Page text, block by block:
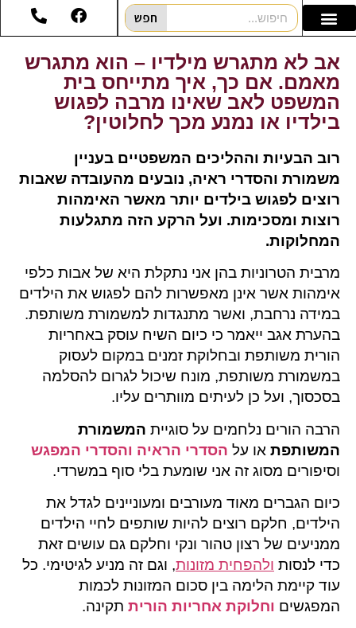
חפש
אב לא מתגרש מילדיו – הוא מתגרש
מאמם. אם כך, איך מתייחס בית
המשפט לאב שאינו מרבה לפגוש
בילדיו או נמנע מכך לחלוטין?
רוב הבעיות וההליכים המשפטיים בעניין
משמורת והסדרי ראיה, נובעים מהעובדה שאבות
רוצים לפגוש בילדים יותר מאשר האימהות
רוצות ומסכימות. ועל הרקע הזה מתגלעות
המחלוקות.
מרבית הטרוניות בהן אני נתקלת היא של אבות כלפי
אימהות אשר אינן מאפשרות להם לפגוש את הילדים
במידה נרחבת, ואשר מתנגדות למשמורת משותפת.
בהערת אגב ייאמר כי כיום השיח עוסק באחריות
הורית משותפת ובחלוקת זמנים במקום לעסוק
במשמורת משותפת, מונח שיכול לגרום להסלמה
בסכסוך, ועל כן לעיתים מוותרים עליו.
הרבה הורים נלחמים על סוגיית המשמורת
המשותפת או על הסדרי הראיה והסדרי המפגש
וסיפורים מסוג זה אני שומעת בלי סוף במשרדי.
כיום הגברים מאוד מעורבים ומעוניינים לגדל את
הילדים, חלקם רוצים להיות שותפים לחיי הילדים
ממניעים של רצון טהור ונקי וחלקם גם עושים זאת
כדי לנסות ולהפחית מזונות, וגם זה מניע לגיטימי. כל
עוד קיימת הלימה בין סכום המזונות לכמות
המפגשים וחלוקת אחריות הורית תקינה.